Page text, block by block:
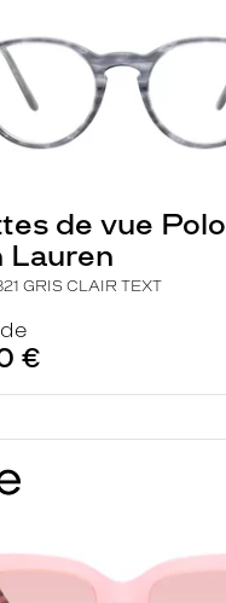
de vue Polo
Lauren
GRIS CLAIR TEXT
€